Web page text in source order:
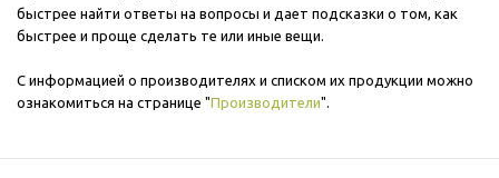
быстрее найти ответы на вопросы и дает подсказки о том, как
быстрее и проще сделать те или иные вещи.
С информацией о производителях и списком их продукции можно
ознакомиться на странице "Производители".